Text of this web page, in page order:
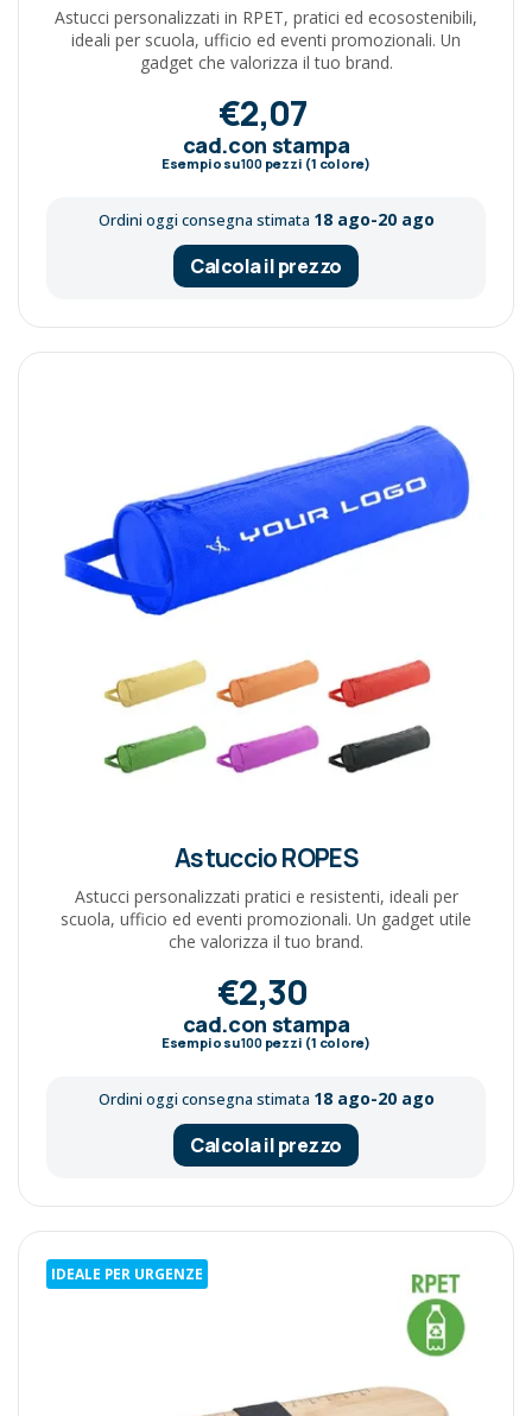
Astucci personalizzati in RPET, pratici ed ecosostenibili,
ideali per scuola, ufficio ed eventi promozionali. Un
gadget che valorizza il tuo brand.
€2,07
cad.con stampa
Esempio su100pezzi (1 colore)
Ordini oggi consegna stimata 18 ago-20 ago
Calcola il prezzo
Astuccio ROPES
Astucci personalizzati pratici e resistenti, ideali per
scuola, ufficio ed eventi promozionali. Un gadget utile
che valorizza il tuo brand.
€2,30
cad.con stampa
Esempio su100pezzi (1 colore)
Ordini oggi consegna stimata 18 ago-20 ago
Calcola il prezzo
IDEALE PER URGENZE